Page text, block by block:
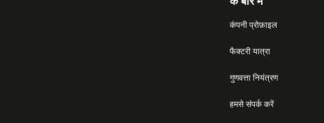
GQ-T Chaoyang श्रृंखला
कंपनी प्रोफ़ाइल
फैक्टरी यात्रा
गुणवत्ता नियंत्रण
हमसे संपर्क करें